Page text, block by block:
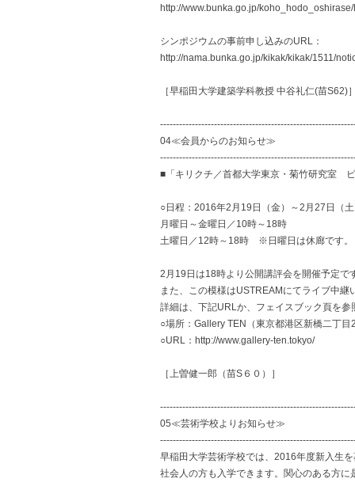
http://www.bunka.go.jp/
シンポジウムの事前申し込みのURL：
http://nama.bunka.go.jp/kikak/kikak/1511/
［早稲田大学建築学科教授 中谷礼仁(苗S62)
04≪会員からのお知らせ≫
■「キリクチ／首都大学東京・菊竹研究室
○日程：2016年2月19日（金）～2月27日（
月曜日～金曜日／10時～18時
土曜日／12時～18時 ※日曜日は休廊です。
2月19日は18時より公開講評会を開催予定で
また、この模様はUSTREAMにてライブ中継
詳細は、下記URLか、フェイスブック頁を参
○場所：Gallery TEN（東京都港区新橋二丁
○URL：http://www.gallery-ten.tokyo/
［上曽健一郎（苗S６０）］
05≪芸術学校よりお知らせ≫
早稲田大学芸術学校では、2016年度新入生
社会人の方も入学できます。関心のある方に